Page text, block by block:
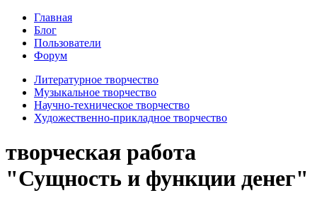
Главная
Блог
Пользователи
Форум
Литературное творчество
Музыкальное творчество
Научно-техническое творчество
Художественно-прикладное творчество
творческая работа
"Сущность и функции денег"